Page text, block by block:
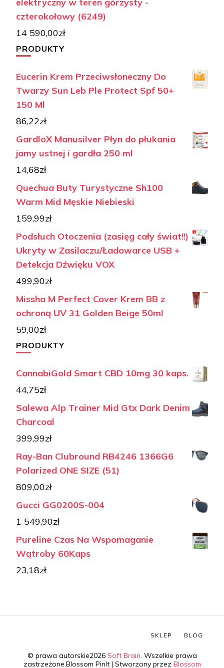
czterokołowy (6249)
14 590,00zł
PRODUKTY
Eucerin Krem Przeciwsłoneczny Do
Twarzy Sun Leb Ple Protect Spf 50+
150 Ml
86,22zł
GardloX Manusilver Płyn do płukania
jamy ustnej i gardła 250 ml
14,68zł
Quechua Buty Turystyczne Sh100
Warm Mid Męskie Niebieski
159,99zł
Podsłuch Otoczenia (zasięg cały świat!!)
Ukryty w Zasilaczu/Ładowarce USB +
Detekcja Dźwięku VOX
499,90zł
Missha M Perfect Cover Krem BB z
ochroną UV 31 Golden Beige 50ml
59,00zł
PRODUKTY
CannabiGold Smart CBD 10mg 30 kaps.
44,75zł
Salewa Alp Trainer Mid Gtx Dark Denim
Charcoal
399,99zł
Ray-Ban Clubround RB4246 1366G6
Polarized ONE SIZE (51)
809,00zł
Gucci GG0200S-004
1 549,90zł
Pureline Czas Na Wspomaganie
Wątroby 60Kaps
23,18zł
© prawa autorskie2026 Soft Brain. Wszelkie prawa
zastrzeżone.Blossom PinIt | Stworzony przez Blossom
SKLEP BLOG